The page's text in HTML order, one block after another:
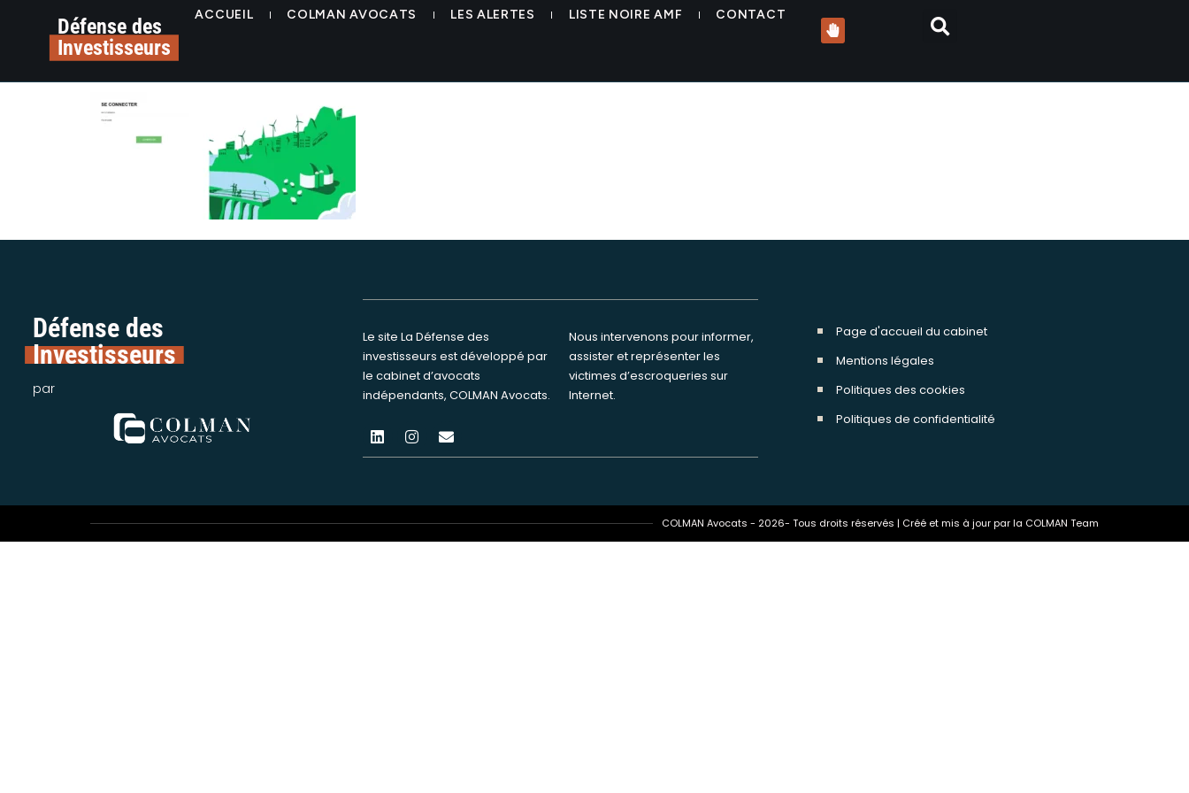
Défense des
Investisseurs
ACCUEIL COLMAN AVOCATS LES ALERTES LISTE NOIRE AMF CONTACT
alerte arnaque énergies renouvelables investissements cyperus colman
avocats
Défense des
Investisseurs
par
Le site La Défense des
investisseurs est développé par
le cabinet d’avocats
indépendants, COLMAN Avocats.
Nous intervenons pour informer,
assister et représenter les
victimes d’escroqueries sur
Internet.
Page d'accueil du cabinet
Mentions légales
Politiques des cookies
Politiques de confidentialité
COLMAN Avocats - 2026- Tous droits réservés | Créé et mis à jour par la COLMAN Team